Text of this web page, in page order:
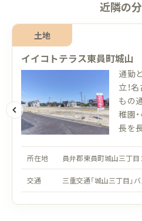
近隣の
土地
イイコトテラス東員町城山
通勤
立！
もの
稚園
長を
所在地 員弁郡東員町城山三丁
交通 三重交通「城山三丁目」